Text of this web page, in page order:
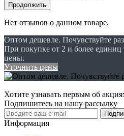
Продолжить
Нет отзывов о данном товаре.
Оптом дешевле. Почувствуйте
При покупке от 2 и более единиц
цены.
Уточнить цены
Хотите узнавать первым об
Подпишитесь на нашу рассылку
Информация